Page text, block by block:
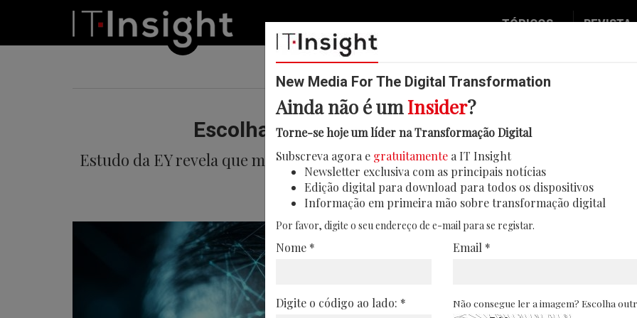
TÓPICOS
Digital
IT Strategy
Operação
Podcast
REVISTA
Escolha de produtos é redefinida pela
Estudo da EY revela que marcas de consumo enfrentam novos riscos num
algorítmicas e plataformas digitais
12/05/2026
New Media For The Digital Transformation
Ainda não é umInsider?
Torne-se hoje um líder na Transformação Digital
Subscreva agora e gratuitamente a IT Insight
Newsletter exclusiva com as principais notícias
Edição digital para download para todos os dispositivos
Informação em primeira mão sobre transformação digital
Por favor, digite o seu endereço de e-mail para se registar.
Nome * Email *
Digite o código ao lado: * Não consegue ler a imagem? Escolha